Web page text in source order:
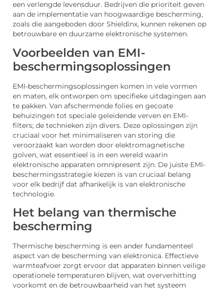
een verlengde levensduur. Bedrijven die prioriteit geven
aan de implementatie van hoogwaardige bescherming,
zoals die aangeboden door Shieldinx, kunnen rekenen op
betrouwbare en duurzame elektronische systemen.
Voorbeelden van EMI-
beschermingsoplossingen
EMI-beschermingsoplossingen komen in vele vormen
en maten, elk ontworpen om specifieke uitdagingen aan
te pakken. Van afschermende folies en gecoate
behuizingen tot speciale geleidende verven en EMI-
filters; de technieken zijn divers. Deze oplossingen zijn
cruciaal voor het minimaliseren van storing die
veroorzaakt kan worden door elektromagnetische
golven, wat essentieel is in een wereld waarin
elektronische apparaten omnipresent zijn. De juiste EMI-
beschermingsstrategie kiezen is van cruciaal belang
voor elk bedrijf dat afhankelijk is van elektronische
technologie.
Het belang van thermische
bescherming
Thermische bescherming is een ander fundamenteel
aspect van de bescherming van elektronica. Effectieve
warmteafvoer zorgt ervoor dat apparaten binnen veilige
operationele temperaturen blijven, wat oververhitting
voorkomt en de betrouwbaarheid van het systeem